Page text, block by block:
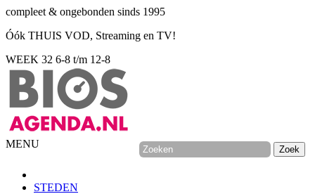
compleet & ongebonden sinds 1995
Óók THUIS VOD, Streaming en TV!
WEEK 32 6-8 t/m 12-8
MENU
STEDEN